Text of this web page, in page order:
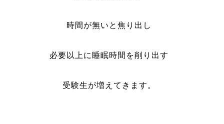
時間が無いと焦り出し
必要以上に睡眠時間を削り出す
受験生が増えてきます。